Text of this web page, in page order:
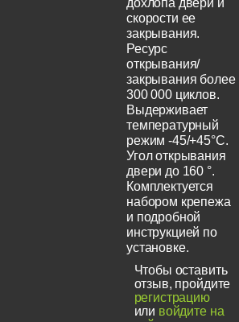
дохлопа двери и
скорости ее
закрывания.
Ресурс
открывания/
закрывания более
300 000 циклов.
Выдерживает
температурный
режим -45/+45°С.
Угол открывания
двери до 160 °.
Комплектуется
набором крепежа
и подробной
инструкцией по
установке.
Чтобы оставить
отзыв, пройдите
регистрацию
или войдите на